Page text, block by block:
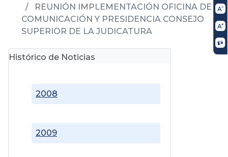
REUNIÓN IMPLEMENTACIÓN OFICINA DE
COMUNICACIÓN Y PRESIDENCIA CONSEJO
SUPERIOR DE LA JUDICATURA
Histórico de Noticias
2008
2009